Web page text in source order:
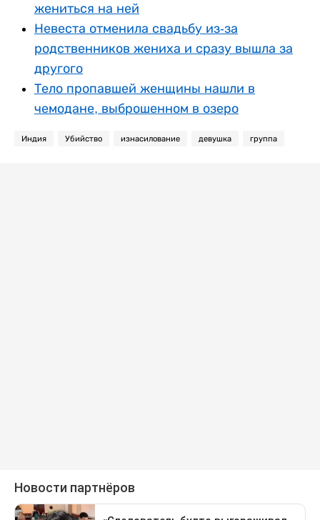
жениться на ней
Невеста отменила свадьбу из-за
родственников жениха и сразу вышла за
другого
Тело пропавшей женщины нашли в
чемодане, выброшенном в озеро
Индия Убийство изнасилование девушка группа